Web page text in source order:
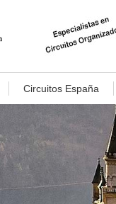
Circuitos España